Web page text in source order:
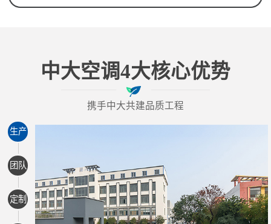
中大空调4大核心优势
携手中大共建品质工程
生产
团队
定制